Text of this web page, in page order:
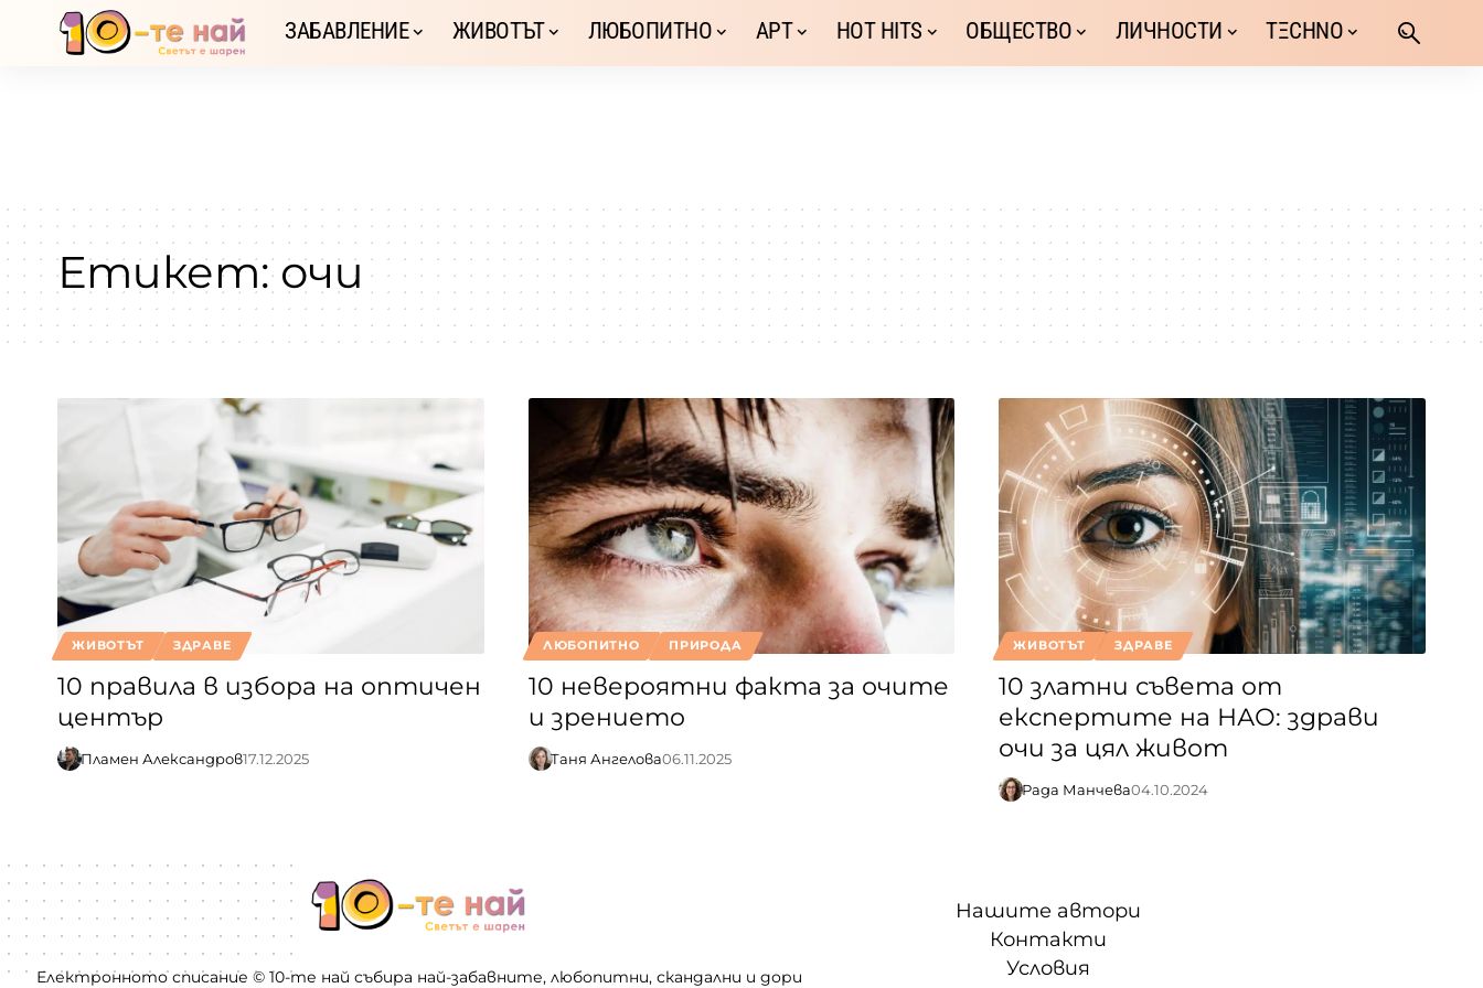
ЗАБАВЛЕНИЕ ЖИВОТЪТ ЛЮБОПИТНО АРТ HOT HITS ОБЩЕСТВО ЛИЧНОСТИ TΞCHNO
Етикет:очи
ЖИВОТЪТ ЗДРАВЕ
10 правила в избора на оптичен
център
Пламен Александров17.12.2025
ЛЮБОПИТНО ПРИРОДА
10 невероятни факта за очите
и зрението
Таня Ангелова06.11.2025
ЖИВОТЪТ ЗДРАВЕ
10 златни съвета от
експертите на НАО: здрави
очи за цял живот
Рада Манчева04.10.2024
Електронното списание © 10-те най събира най-забавните, любопитни, скандални и дори
Нашите автори
Контакти
Условия